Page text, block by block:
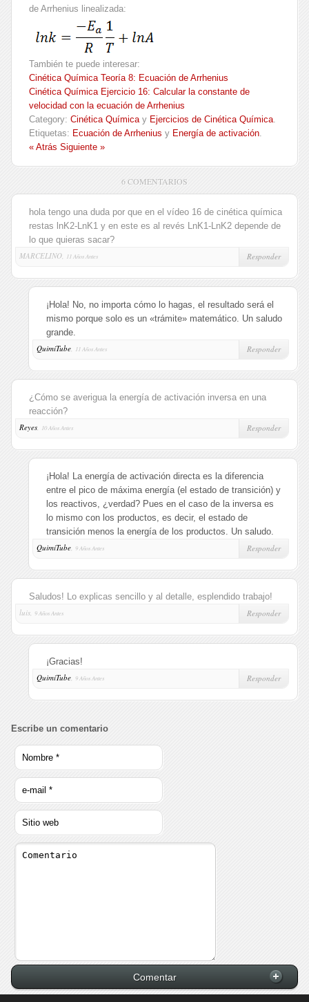
de Arrhenius linealizada:
También te puede interesar:
Cinética Química Teoría 8: Ecuación de Arrhenius
Cinética Química Ejercicio 16: Calcular la constante de
velocidad con la ecuación de Arrhenius
Category: Cinética Químicay Ejercicios de Cinética Química.
Etiquetas: Ecuación de Arrhenius y Energía de activación.
« Atrás Siguiente »
6 COMENTARIOS
hola tengo una duda por que en el vídeo 16 de cinética química
restas lnK2-LnK1 y en este es al revés LnK1-LnK2 depende de
lo que quieras sacar?
MARCELINO,
11 Años Antes Responder
¡Hola! No, no importa cómo lo hagas, el resultado será el
mismo porque solo es un «trámite» matemático. Un saludo
grande.
QuimiTube, 11 Años Antes Responder
¿Cómo se averigua la energía de activación inversa en una
reacción?
Reyes, 10 Años Antes Responder
¡Hola! La energía de activación directa es la diferencia
entre el pico de máxima energía (el estado de transición) y
los reactivos, ¿verdad? Pues en el caso de la inversa es
lo mismo con los productos, es decir, el estado de
transición menos la energía de los productos. Un saludo.
QuimiTube, 9 Años Antes Responder
Saludos! Lo explicas sencillo y al detalle, esplendido trabajo!
luis, 9 Años Antes Responder
¡Gracias!
QuimiTube, 9 Años Antes Responder
Escribe un comentario